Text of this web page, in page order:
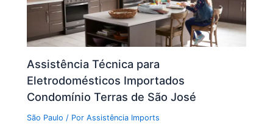
Assistência Técnica para
Eletrodomésticos Importados
Condomínio Terras de São José
São Paulo / PorAssistência Imports